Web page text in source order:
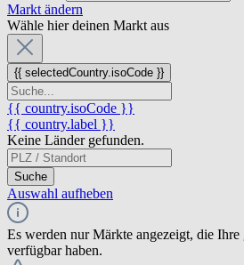
Markt ändern
Wähle hier deinen Markt aus
{{ selectedCountry.isoCode }}
{{ country.isoCode }}
{{ country.label }}
Keine Länder gefunden.
Suche
Auswahl aufheben
Es werden nur Märkte angezeigt, die Ihre
verfügbar haben.